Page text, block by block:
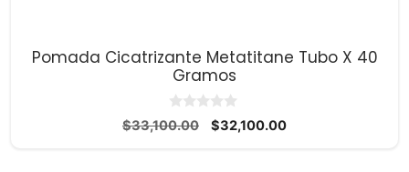
Pomada Cicatrizante Metatitane Tubo X 40
Gramos
0
d
$33,100.00
El
$32,100.00El